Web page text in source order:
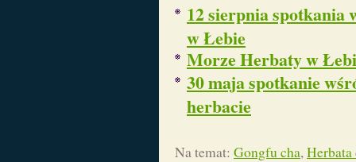
12 sierpnia spotkania
w Łebie
Morze Herbaty w
30 maja spotkanie
herbacie
Na temat: Gongfu cha,